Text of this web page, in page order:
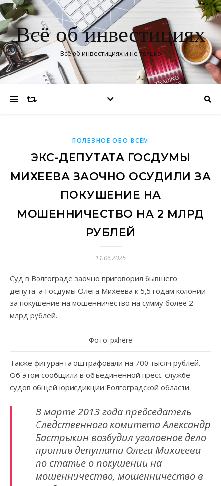
Всё об инвестициях
Всё об инвестициях и не только
ПОЛЕЗНОЕ ОБО ВСЁМ
ЭКС-ДЕПУТАТА ГОСДУМЫ
МИХЕЕВА ЗАОЧНО ОСУДИЛИ ЗА
ПОКУШЕНИЕ НА
МОШЕННИЧЕСТВО НА 2 МЛРД
РУБЛЕЙ
11.06.2025
Суд в Волгограде заочно приговорил бывшего
депутата Госдумы Олега Михеева к 5,5 годам колонии
за покушение на мошенничество на сумму более 2
млрд рублей.
Фото: pxhere
Также фигуранта оштрафовали на 700 тысяч рублей.
Об этом сообщили в объединенной пресс-службе
судов общей юрисдикции Волгоградской области.
В марте 2013 года председатель
Следственного комитета Александр
Бастрыкин возбудил уголовное дело
против депутата Олега Михаеева
по статье о покушении на
мошенничество, мошенничество в